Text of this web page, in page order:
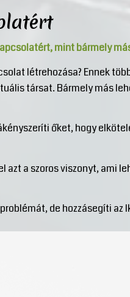
mint bármely
létrehozása? Ennek
társat. Bármely más
őket, hogy
a szoros viszonyt, ami
de hozzásegíti az